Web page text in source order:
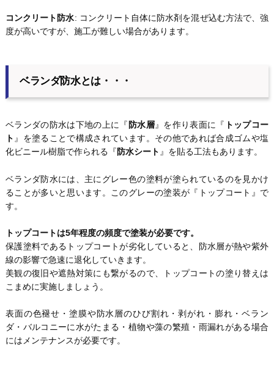
コンクリート防水: コンクリート自体に防水剤を混ぜ込む方法で、強
度が高いですが、施工が難しい場合があります。
ベランダ防水とは・・・
ベランダの防水は下地の上に『 防水層』を作り表面に『 トップコー
ト 』を塗ることで構成されています。その他であれば合成ゴムや塩
化ビニール樹脂で作られる『防水シート 』を貼る工法もあります。
ベランダ防水には、主にグレー色の塗料が塗られているのを見かけ
ることが多いと思います。このグレーの塗装が『トップコート』で
す。
トップコートは5年程度の頻度で塗装が必要です。
保護塗料であるトップコートが劣化していると、防水層が熱や紫外
線の影響で急速に退化していきます。
美観の復旧や遮熱対策にも繋がるので、トップコートの塗り替えは
こまめに実施しましょう。
表面の色褪せ・塗膜や防水層のひび割れ・剥がれ・膨れ・ベラン
ダ・バルコニーに水がたまる・植物や藻の繁殖・雨漏れがある場合
にはメンテナンスが必要です。